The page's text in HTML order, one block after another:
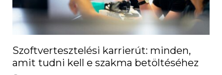
Szoftvertesztelési karrierút: minden,
amit tudni kell e szakma betöltéséhez